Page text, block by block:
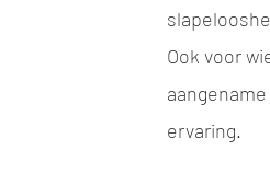
Ook voor
ervaring.